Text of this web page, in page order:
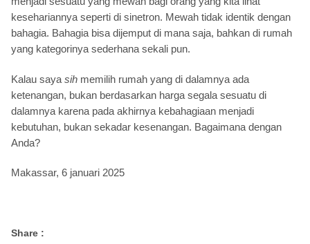
kesehariannya seperti di sinetron. Mewah tidak identik dengan
bahagia. Bahagia bisa dijemput di mana saja, bahkan di rumah
yang kategorinya sederhana sekali pun.
Kalau saya sih memilih rumah yang di dalamnya ada
ketenangan, bukan berdasarkan harga segala sesuatu di
dalamnya karena pada akhirnya kebahagiaan menjadi
kebutuhan, bukan sekadar kesenangan. Bagaimana dengan
Anda?
Makassar, 6 januari 2025
Share :